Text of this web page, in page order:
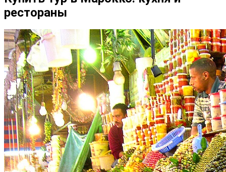
рестораны